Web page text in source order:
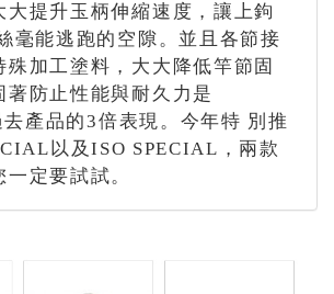
大提升玉柄伸縮速度，讓上鉤
毫能逃跑的空隙。並且各節接
殊加工塗料，大大降低竿節固
著防止性能與耐久力是
產品的3倍表現。今年特 別推
以及ISO SPECIAL，兩款
定要試試。